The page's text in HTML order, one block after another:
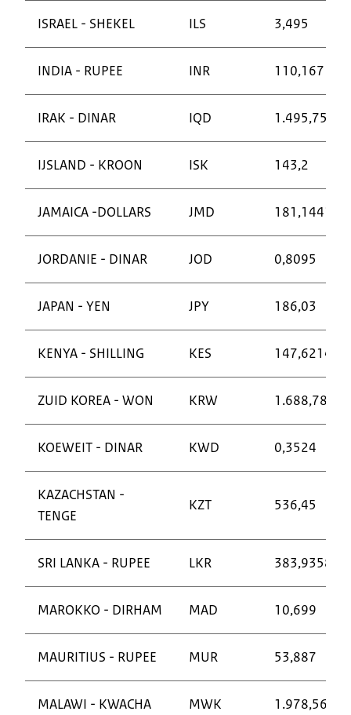
ISRAEL - SHEKEL ILS 3,495
INDIA - RUPEE INR 110,167
IRAK - DINAR IQD 1.495,758
IJSLAND - KROON ISK 143,2
JAMAICA -DOLLARS JMD 181,1441
JORDANIE - DINAR JOD 0,8095
JAPAN - YEN JPY 186,03
KENYA - SHILLING KES 147,6214
ZUID KOREA - WON KRW 1.688,78
KOEWEIT - DINAR KWD 0,3524
KAZACHSTAN -
TENGE
KZT 536,45
SRI LANKA - RUPEE LKR 383,9358
MAROKKO - DIRHAM MAD 10,699
MAURITIUS - RUPEE MUR 53,887
MALAWI - KWACHA MWK 1.978,5662